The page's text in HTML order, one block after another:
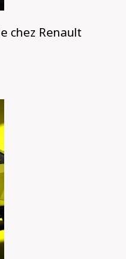
chez Renault